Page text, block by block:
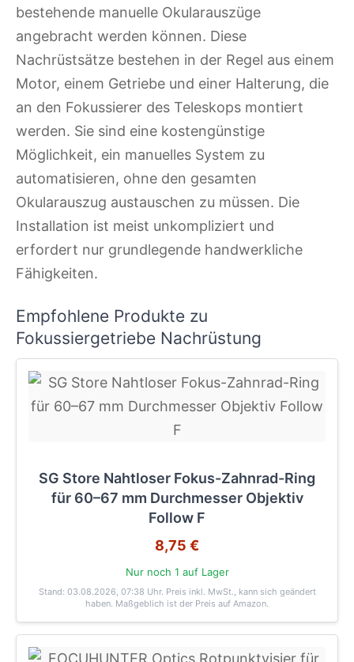
bestehende manuelle Okularauszüge
angebracht werden können. Diese
Nachrüstsätze bestehen in der Regel aus einem
Motor, einem Getriebe und einer Halterung, die
an den Fokussierer des Teleskops montiert
werden. Sie sind eine kostengünstige
Möglichkeit, ein manuelles System zu
automatisieren, ohne den gesamten
Okularauszug austauschen zu müssen. Die
Installation ist meist unkompliziert und
erfordert nur grundlegende handwerkliche
Fähigkeiten.
Empfohlene Produkte zu
Fokussiergetriebe Nachrüstung
SG Store Nahtloser Fokus-Zahnrad-Ring
für 60–67 mm Durchmesser Objektiv
Follow F
8,75 €
Nur noch 1 auf Lager
Stand: 03.08.2026, 07:38 Uhr. Preis inkl. MwSt., kann sich geändert
haben. Maßgeblich ist der Preis auf Amazon.